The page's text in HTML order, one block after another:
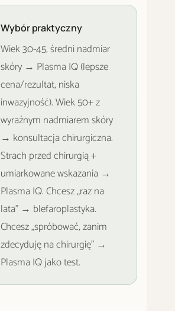
Wybór praktyczny
Wiek 30-45, średni nadmiar
skóry → Plasma IQ (lepsze
cena/rezultat, niska
inwazyjność). Wiek 50+ z
wyraźnym nadmiarem skóry
→ konsultacja chirurgiczna.
Strach przed chirurgią +
umiarkowane wskazania →
Plasma IQ. Chcesz „raz na
lata" → blefaroplastyka.
Chcesz „spróbować, zanim
zdecyduję na chirurgię" →
Plasma IQ jako test.